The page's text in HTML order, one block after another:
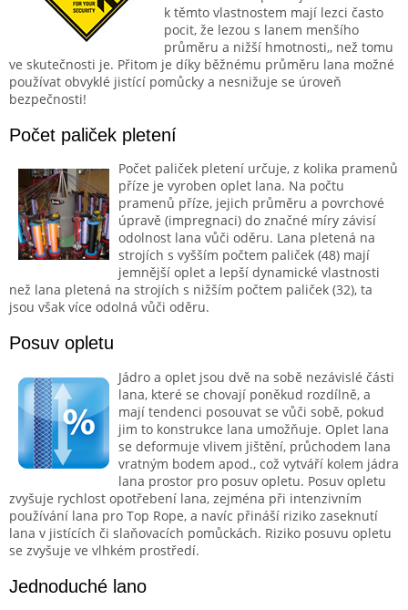
k těmto vlastnostem mají lezci často
pocit, že lezou s lanem menšího
průměru a nižší hmotnosti,, než tomu
ve skutečnosti je. Přitom je díky běžnému průměru lana možné
používat obvyklé jistící pomůcky a nesnižuje se úroveň
bezpečnosti!
Počet paliček pletení
Počet paliček pletení určuje, z kolika pramenů
příze je vyroben oplet lana. Na počtu
pramenů příze, jejich průměru a povrchové
úpravě (impregnaci) do značné míry závisí
odolnost lana vůči oděru. Lana pletená na
strojích s vyšším počtem paliček (48) mají
jemnější oplet a lepší dynamické vlastnosti
než lana pletená na strojích s nižším počtem paliček (32), ta
jsou však více odolná vůči oděru.
Posuv opletu
Jádro a oplet jsou dvě na sobě nezávislé části
lana, které se chovají poněkud rozdílně, a
mají tendenci posouvat se vůči sobě, pokud
jim to konstrukce lana umožňuje. Oplet lana
se deformuje vlivem jištění, průchodem lana
vratným bodem apod., což vytváří kolem jádra
lana prostor pro posuv opletu. Posuv opletu
zvyšuje rychlost opotřebení lana, zejména při intenzivním
používání lana pro Top Rope, a navíc přináší riziko zaseknutí
lana v jistících či slaňovacích pomůckách. Riziko posuvu opletu
se zvyšuje ve vlhkém prostředí.
Jednoduché lano